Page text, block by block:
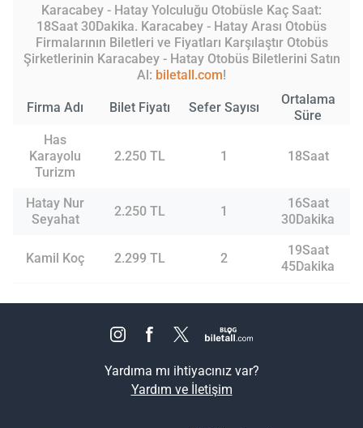
Karacabey - Hatay Yolculuğu Otobüsle Kaç Saat:
18Saat 30Dakika. Karacabey - Hatay Arası Otobüs
Firmalarının Biletleri ve Fiyatları Karşılaştır Otobüs
Şirketlerinin Karacabey - Hatay Otobüs Biletlerini Satın
Al: biletall.com!
Firma Adı Bilet Fiyatı Sefer Sayısı
Ortalama
Süre
Has
Karayolu
Turizm
2.250 TL 1 18Saat
Hatay Nur
Seyahat
2.250 TL 1
16Saat
30Dakika
Kamil Koç 2.299 TL 2
19Saat
45Dakika
Yardıma mı ihtiyacınız var?
Yardım ve İletişim